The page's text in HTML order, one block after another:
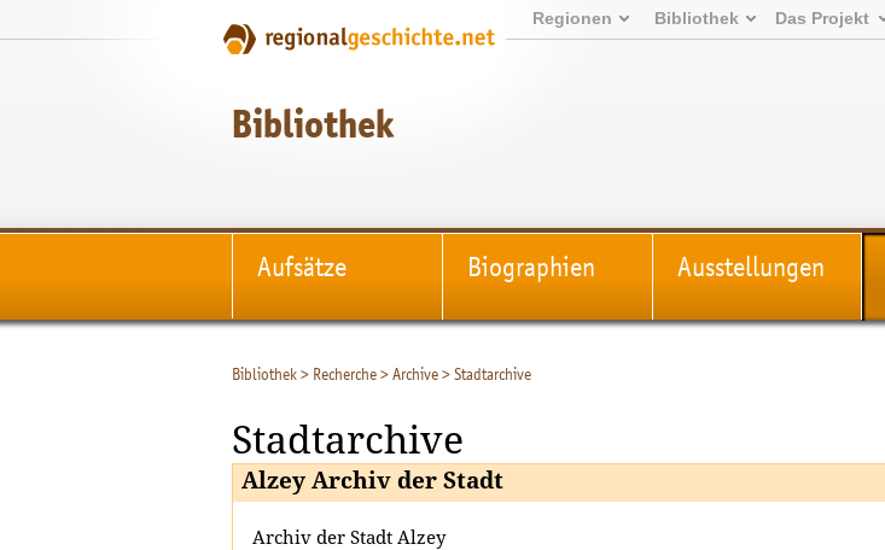
Regionen Bibliothek Das Projekt
Bibliothek
Aufsätze Biographien Ausstellungen
Bibliothek> Recherche>Archive>Stadtarchive
Stadtarchive
Alzey Archiv der Stadt
Archiv der Stadt Alzey